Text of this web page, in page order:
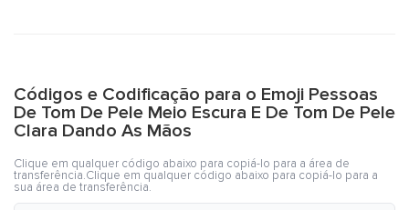
Códigos e Codificação para o Emoji Pessoas
De Tom De Pele Meio Escura E De Tom De Pele
Clara Dando As Mãos
Clique em qualquer código abaixo para copiá-lo para a área de
transferência.Clique em qualquer código abaixo para copiá-lo para a
sua área de transferência.